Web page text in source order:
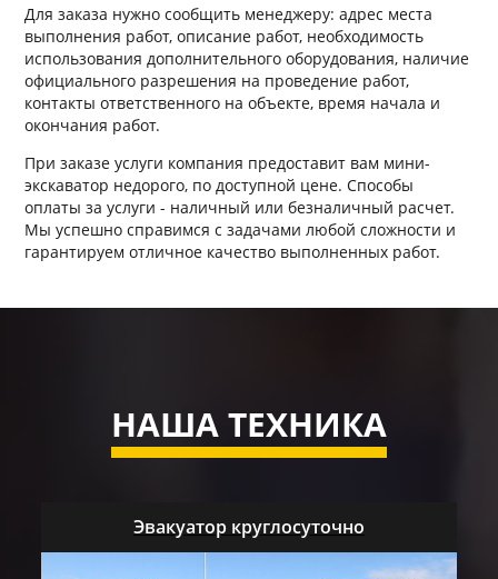
Для заказа нужно сообщить менеджеру: адрес места
выполнения работ, описание работ, необходимость
использования дополнительного оборудования, наличие
официального разрешения на проведение работ,
контакты ответственного на объекте, время начала и
окончания работ.
При заказе услуги компания предоставит вам мини-
экскаватор недорого, по доступной цене. Способы
оплаты за услуги - наличный или безналичный расчет.
Мы успешно справимся с задачами любой сложности и
гарантируем отличное качество выполненных работ.
НАША ТЕХНИКА
Эвакуатор круглосуточно